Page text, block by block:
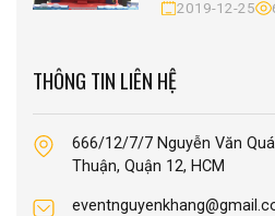
2019-12-25
THÔNG TIN LIÊN HỆ
666/12/7/7 Nguyễn Văn
Thuận, Quận 12, HCM